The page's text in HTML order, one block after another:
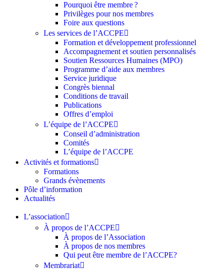
Pourquoi être membre ?​
Privilèges pour nos membres​
Foire aux questions
Les services de l’ACCPE
Formation et développement professionnel
Accompagnement et soutien personnalisés
Soutien Ressources Humaines (MPO)
Programme d’aide aux membres
Service juridique
Congrès biennal
Conditions de travail
Publications
Offres d’emploi
L’équipe de l’ACCPE
Conseil d’administration
Comités
L’équipe de l’ACCPE
Activités et formations
Formations
Grands évènements
Pôle d’information
Actualités
L’association
À propos de l’ACCPE
À propos de l’Association
À propos de nos membres
Qui peut être membre de l’ACCPE?
Membrariat